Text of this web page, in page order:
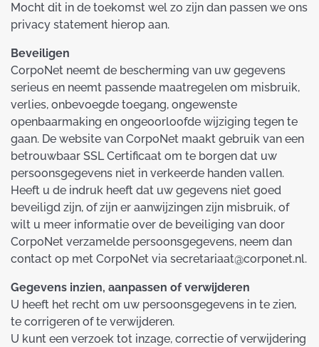
Mocht dit in de toekomst wel zo zijn dan passen we ons
privacy statement hierop aan.
Beveiligen
CorpoNet neemt de bescherming van uw gegevens
serieus en neemt passende maatregelen om misbruik,
verlies, onbevoegde toegang, ongewenste
openbaarmaking en ongeoorloofde wijziging tegen te
gaan. De website van CorpoNet maakt gebruik van een
betrouwbaar SSL Certificaat om te borgen dat uw
persoonsgegevens niet in verkeerde handen vallen.
Heeft u de indruk heeft dat uw gegevens niet goed
beveiligd zijn, of zijn er aanwijzingen zijn misbruik, of
wilt u meer informatie over de beveiliging van door
CorpoNet verzamelde persoonsgegevens, neem dan
contact op met CorpoNet via secretariaat@corponet.nl.
Gegevens inzien, aanpassen of verwijderen
U heeft het recht om uw persoonsgegevens in te zien,
te corrigeren of te verwijderen.
U kunt een verzoek tot inzage, correctie of verwijdering